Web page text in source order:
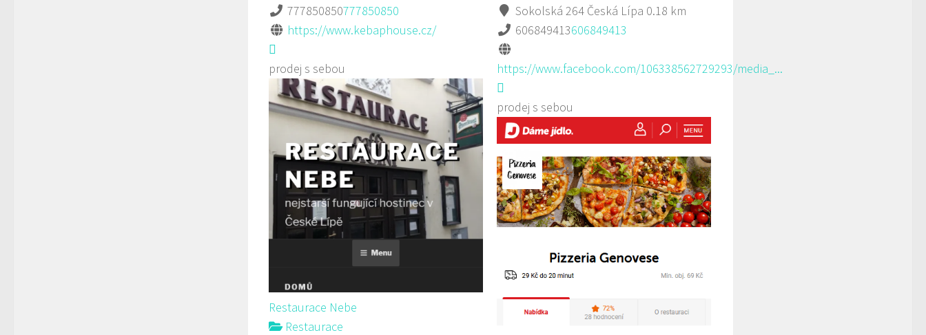
777850850777850850
https://www.kebaphouse.cz/
prodej s sebou
Sokolská 264 Česká Lípa 0.18 km
606849413606849413
https://www.facebook.com/106338562729293/media_...
prodej s sebou
Restaurace Nebe
Restaurace